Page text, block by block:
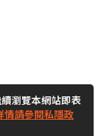
瀏覽本網站即表
情請參閱私隱政